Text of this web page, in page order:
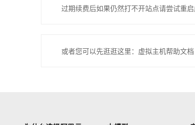
过期续费后如果仍然打不开站点请尝试重
或者您可以先逛逛这里：虚拟主机帮助文档